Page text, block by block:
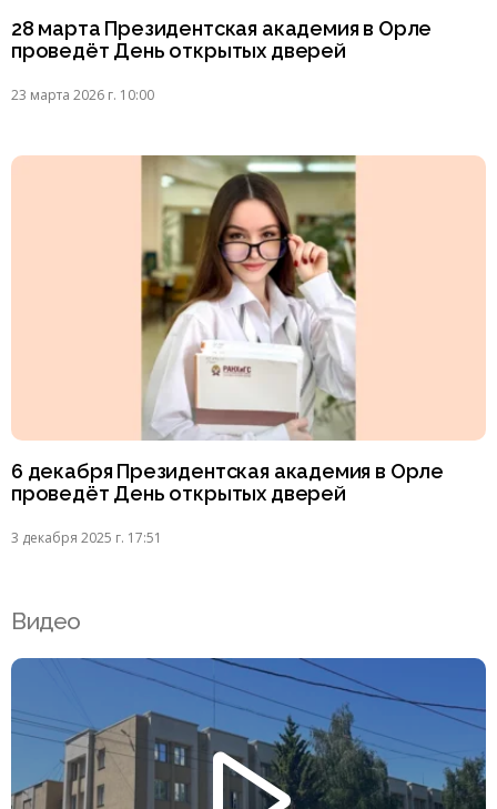
28 марта Президентская академия в Орле
проведёт День открытых дверей
23 марта 2026 г. 10:00
6 декабря Президентская академия в Орле
проведёт День открытых дверей
3 декабря 2025 г. 17:51
Видео